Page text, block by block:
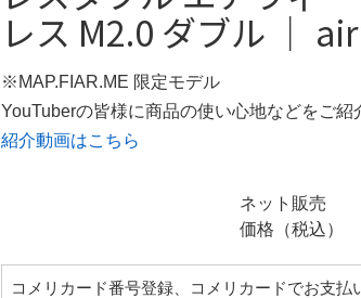
レス M2.0 ダブル ｜
※MAP.FIAR.ME 限定モデル
YouTuberの皆様に商品の使い心地などをご紹
紹介動画はこちら
ネット販売
価格（税込）
コメリカード番号登録、コメリカードでお支払